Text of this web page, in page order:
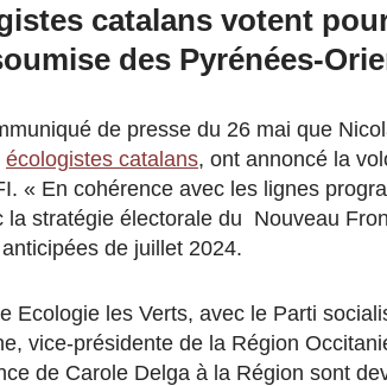
catalans votent
des Pyrénées-
de presse du 26 mai que
écologistes catalans, ont annoncé la
« En cohérence avec les lignes
la stratégie électorale du Nouveau
de juillet 2024.
Ecologie les Verts, avec le Parti
vice-présidente de la Région
de Carole Delga à la Région sont